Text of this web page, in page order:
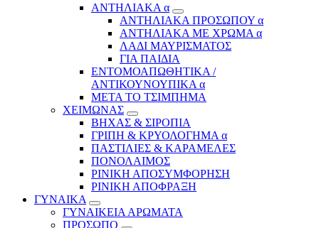
ΑΝΤΗΛΙΑΚΑ α
ΑΝΤΗΛΙΑΚΑ ΠΡΟΣΩΠΟΥ α
ΑΝΤΗΛΙΑΚΑ ΜΕ ΧΡΩΜΑ α
ΛΑΔΙ ΜΑΥΡΙΣΜΑΤΟΣ
ΓΙΑ ΠΑΙΔΙΑ
ΕΝΤΟΜΟΑΠΩΘΗΤΙΚΑ /
ΑΝΤΙΚΟΥΝΟΥΠΙΚΑ α
ΜΕΤΑ ΤΟ ΤΣΙΜΠΗΜΑ
ΧΕΙΜΩΝΑΣ
ΒΗΧΑΣ & ΣΙΡΟΠΙΑ
ΓΡΙΠΗ & ΚΡΥΟΛΟΓΗΜΑ α
ΠΑΣΤΙΛΙΕΣ & ΚΑΡΑΜΕΛΕΣ
ΠΟΝΟΛΑΙΜΟΣ
ΡΙΝΙΚΗ ΑΠΟΣΥΜΦΟΡΗΣΗ
ΡΙΝΙΚΗ ΑΠΟΦΡΑΞΗ
ΓΥΝΑΙΚΑ
ΓΥΝΑΙΚΕΙΑ ΑΡΩΜΑΤΑ
ΠΡΟΣΩΠΟ